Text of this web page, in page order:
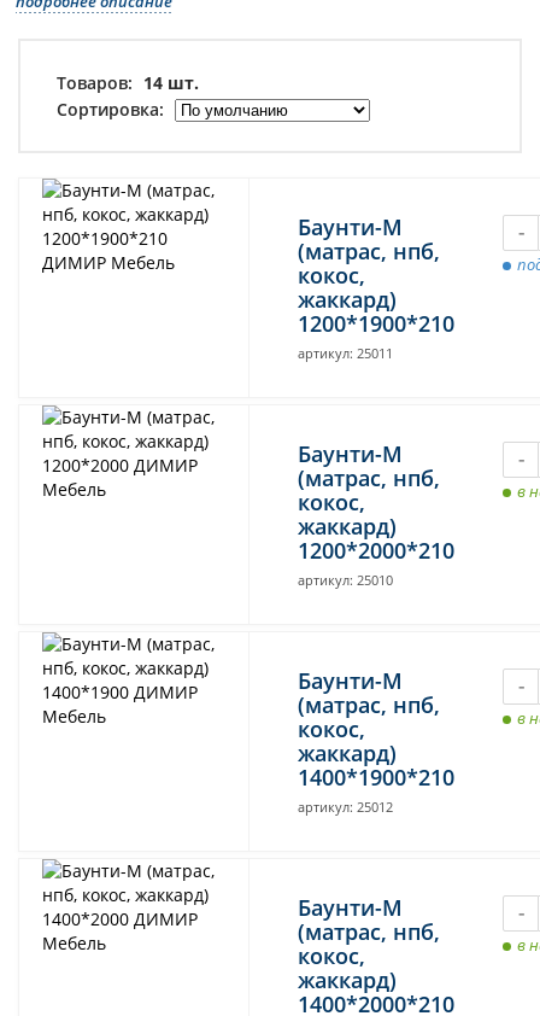
Товаров: 14 шт.
Сортировка:
Баунти-М
(матрас, нпб,
кокос,
жаккард)
1200*1900*210
артикул: 25011
-
Баунти-М
(матрас, нпб,
кокос,
жаккард)
1200*2000*210
артикул: 25010
-
в
Баунти-М
(матрас, нпб,
кокос,
жаккард)
1400*1900*210
артикул: 25012
-
в
Баунти-М
(матрас, нпб,
кокос,
жаккард)
1400*2000*210
-
в